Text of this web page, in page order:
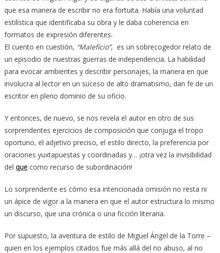
que esa manera de escribir no era fortuita. Había una voluntad
estilística que identificaba su obra y le daba coherencia en
formatos de expresión diferentes.
El cuento en cuestión, “Maleficio”, es un sobrecogedor relato de
un episodio de nuestras guerras de independencia. La habilidad
para evocar ambientes y describir personajes, la manera en que
involucra al lector en un suceso de alto dramatismo, dan fe de un
escritor en pleno dominio de su oficio.
Y entonces, de nuevo, se nos revela el autor en otro de sus
sorprendentes ejercicios de composición que conjuga el tropo
oportuno, el adjetivo preciso, el estilo directo, la preferencia por
oraciones yuxtapuestas y coordinadas y… ¡otra vez la invisibilidad
del quecomo recurso de subordinación!
Lo sorprendente es cómo esa intencionada omisión no resta ni
un ápice de vigor a la manera en que el autor estructura lo mismo
un discurso, que una crónica o una ficción literaria.
Por supuesto, la aventura de estilo de Miguel Ángel de la Torre –
quien en los ejemplos citados fue más allá del no abuso, al no